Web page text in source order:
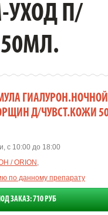
УХОД П/
ГИАЛУРОН.НОЧНОЙ
Д/ЧУВСТ.КОЖИ
с 10:00 до 18:00
/ ORION ,
по данному препарату
ЗАКАЗ: 710 РУБ